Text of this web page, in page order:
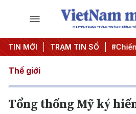
CHUYÊN TRANG THÔNG TIN ĐA PHƯƠNG
TIN MỚI TRẠM TIN SỐ
thành hành động #Chiến
Thế giới
Tổng thống Mỹ ký